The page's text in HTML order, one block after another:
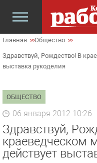
Главная Общество
Здравствуй, Рождество! В
выставка рукоделия
ОБЩЕСТВО
06 января 2012 10:26
Здравствуй,
краеведческом
действует